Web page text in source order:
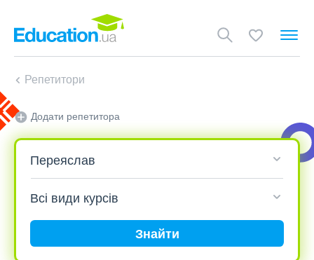
Репетитори
Додати репетитора
Знайти